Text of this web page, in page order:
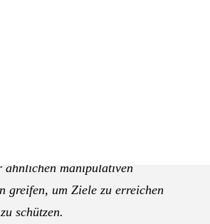
ähnlichen manipulativen
greifen, um Ziele zu erreichen
schützen.